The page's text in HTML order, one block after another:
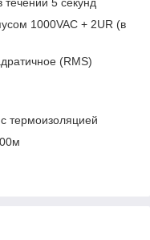
1000VAC + 2UR (в
(RMS)
термоизоляцией